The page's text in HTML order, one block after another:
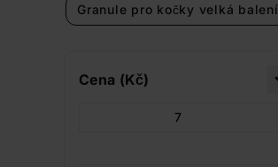
Granule pro kočky velká balení
Cena (Kč)